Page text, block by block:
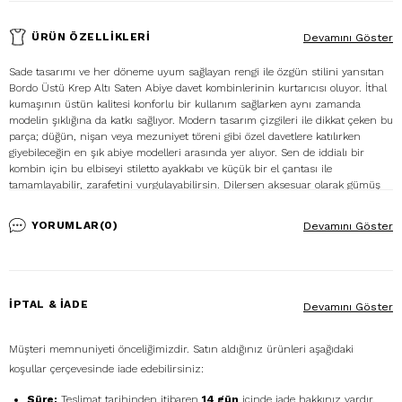
ÜRÜN ÖZELLIKLERI
Sade tasarımı ve her döneme uyum sağlayan rengi ile özgün stilini yansıtan
Bordo Üstü Krep Altı Saten Abiye davet kombinlerinin kurtarıcısı oluyor. İthal
kumaşının üstün kalitesi konforlu bir kullanım sağlarken aynı zamanda
modelin şıklığına da katkı sağlıyor. Modern tasarım çizgileri ile dikkat çeken bu
parça; düğün, nişan veya mezuniyet töreni gibi özel davetlere katılırken
giyebileceğin en şık abiye modelleri arasında yer alıyor. Sen de iddialı bir
kombin için bu elbiseyi stiletto ayakkabı ve küçük bir el çantası ile
tamamlayabilir, zarafetini vurgulayabilirsin. Dilersen aksesuar olarak gümüş
eşleştirebilirsin.
Devamını Göster
YORUMLAR(0) Devamını Göster
İPTAL & İADE
Müşteri memnuniyeti önceliğimizdir. Satın aldığınız ürünleri aşağıdaki
koşullar çerçevesinde iade edebilirsiniz:
Süre: Teslimat tarihinden itibaren 14 gün içinde iade hakkınız vardır.
Devamını Göster